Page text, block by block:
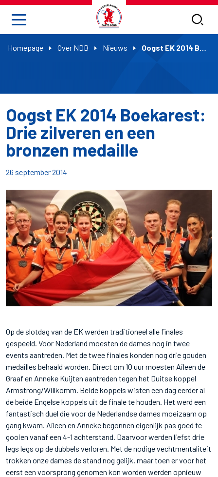
Homepage Over NDB Nieuws Oogst EK 2014 Boekarest: Drie zilveren en een bronzen medaille
Oogst EK 2014 Boekarest:
Drie zilveren en een
bronzen medaille
26 september 2014
Op de slotdag van de EK werden traditioneel alle finales
gespeeld. Voor Nederland moesten de dames nog in twee
events aantreden. Met de twee finales konden nog drie gouden
medailles behaald worden. Direct om 10 uur moesten Aileen de
Graaf en Anneke Kuijten aantreden tegen het Duitse koppel
Armstrong/Willkomm. Beide koppels wisten een dag eerder al
de beide Engelse koppels uit de finale te houden. Het werd een
fantastisch duel die voor de Nederlandse dames moeizaam op
gang kwam. Aileen en Anneke begonnen eigenlijk pas goed te
gooien vanaf een 4-1 achterstand. Daarvoor werden liefst drie
legs legs op de dubbels verloren. Met de nodige vechtmentaliteit
trokken onze dames de stand nog gelijk, maar toen er voor het
eerst een voorsprong genomen kon worden werden opnieuw